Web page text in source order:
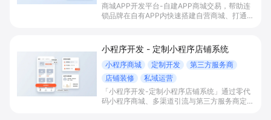
商城APP开发平台-自建APP商城交易，帮助连
锁品牌在自有APP内快速搭建自营商城、打通多
小程序开发 - 定制小程序店铺系统
小程序商城 定制开发
第三方服务商
店铺装修
私域运营
「小程序开发-定制小程序店铺系统」通过零代
码小程序商城、多渠道引流与第三方服务商定制